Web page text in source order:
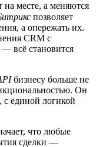
на месте, а меняются
позволяет
а опережать их.
CRM с
всё становится
бизнесу больше не
Он
единой логикой
что любые
сделки —